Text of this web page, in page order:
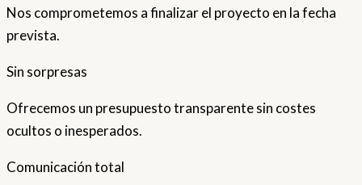
Nos comprometemos a finalizar el proyecto en la fecha
prevista.
Sin sorpresas
Ofrecemos un presupuesto transparente sin costes
ocultos o inesperados.
Comunicación total